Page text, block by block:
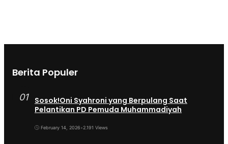
Berita Populer
01
Sosok!Oni Syahroni yang Berpulang Saat
Pelantikan PD Pemuda Muhammadiyah
February 14, 2026•2.191 Views